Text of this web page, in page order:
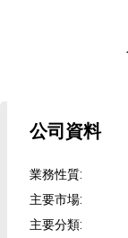
公司資料
業務性質:
主要市場:
主要分類: